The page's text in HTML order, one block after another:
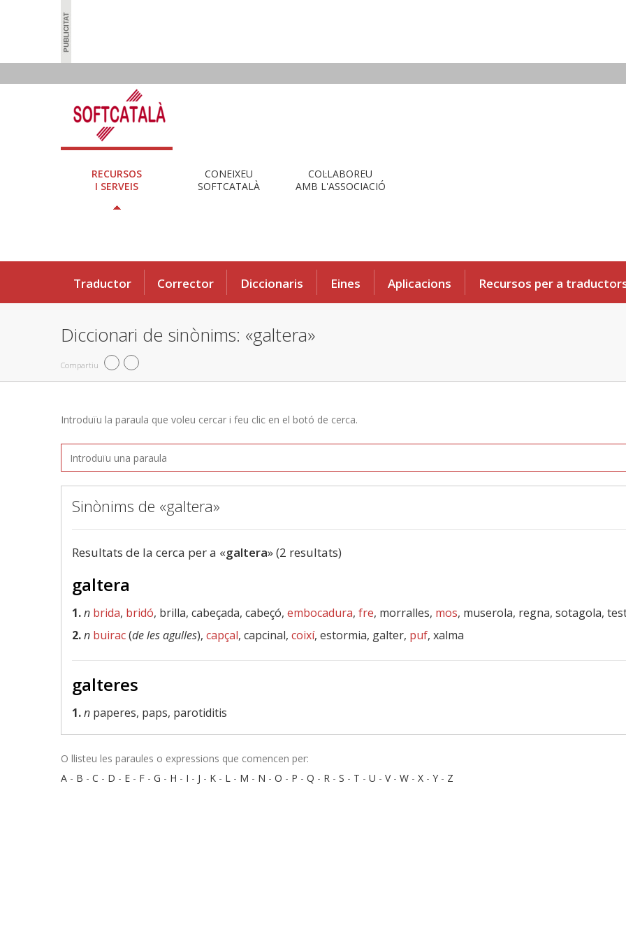
RECURSOS
I SERVEIS
CONEIXEU
SOFTCATALÀ
COL·LABOREU
AMB L'ASSOCIACIÓ
Traductor Corrector Diccionaris Eines Aplicacions Recursos per a
Diccionari de sinònims: «galtera»
Compartiu
Introduïu la paraula que voleu cercar i feu clic en el botó de cerca.
Sinònims de «galtera»
Resultats de la cerca per a «galtera» (2 resultats)
galtera
1.n brida, bridó, brilla, cabeçada, cabeçó, embocadura, fre, morralles, mos, muserola, regna, sotagola,
2.n buirac(de les agulles), capçal, capcinal, coixí, estormia, galter, puf, xalma
galteres
1.n paperes, paps, parotiditis
O llisteu les paraules o expressions que comencen per:
A - B - C - D - E - F - G - H - I - J - K - L - M - N - O - P - Q - R - S - T - U - V- W - X - Y - Z